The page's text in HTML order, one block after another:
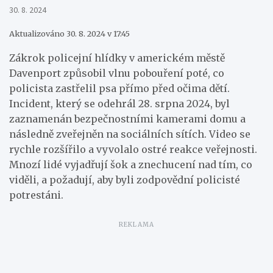
30. 8. 2024
Aktualizováno 30. 8. 2024 v 17:45
Zákrok policejní hlídky v americkém městě
Davenport způsobil vlnu pobouření poté, co
policista zastřelil psa přímo před očima dětí.
Incident, který se odehrál 28. srpna 2024, byl
zaznamenán bezpečnostními kamerami domu a
následně zveřejněn na sociálních sítích. Video se
rychle rozšířilo a vyvolalo ostré reakce veřejnosti.
Mnozí lidé vyjadřují šok a znechucení nad tím, co
viděli, a požadují, aby byli zodpovědní policisté
potrestáni.